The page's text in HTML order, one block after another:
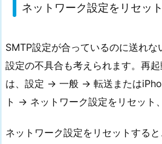
ネットワーク設定をリセッ
SMTP設定が合っているのに送れな
設定の不具合も考えられます。再
は、設定 → 一般 → 転送または
ト → ネットワーク設定をリセット
ネットワーク設定をリセットする